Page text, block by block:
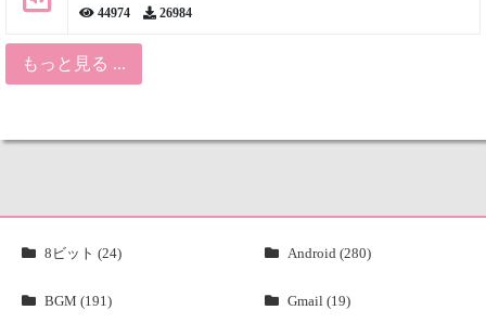
44974 26984
もっと見る ...
8ビット (24) Android (280)
BGM (191) Gmail (19)